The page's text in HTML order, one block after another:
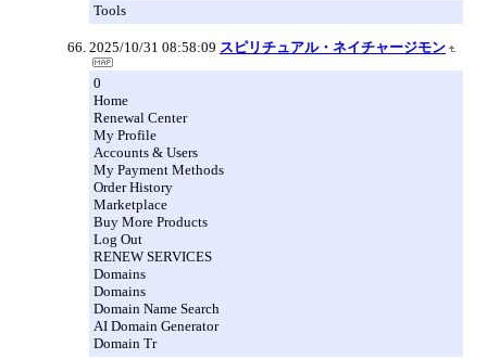
Tools
2025/10/31 08:58:09 スピリチュアル・ネイチャージモン
0
Home
Renewal Center
My Profile
Accounts & Users
My Payment Methods
Order History
Marketplace
Buy More Products
Log Out
RENEW SERVICES
Domains
Domains
Domain Name Search
AI Domain Generator
Domain Tr